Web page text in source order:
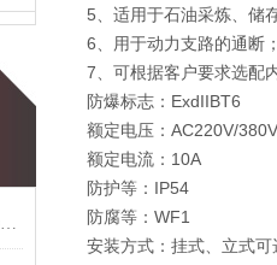
铝壳防爆分线箱各组成部件功能特点的详细介绍
5、适用于石油采炼、储
6、用于动力支路的通断；
7、可根据客户要求选配
防爆标志：ExdIIBT6
额定电压：AC220V/380V
额定电流：10A
防护等：IP54
防腐等：WF1
安装方式：挂式、立式可